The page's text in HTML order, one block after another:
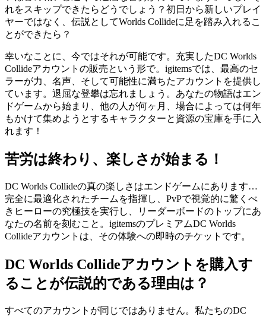
れをスキップできたらどうでしょう？初日から新しいプレイ
ヤーではなく、伝説としてWorlds Collideに足を踏み入れるこ
とができたら？
幸いなことに、今ではそれが可能です。充実したDC Worlds
Collideアカウントの販売という形で。igitemsでは、最高のセ
ラーが力、名声、そして可能性に満ちたアカウントを提供し
ています。退屈な登攀は忘れましょう。あなたの物語はエン
ドゲームから始まり、他の人が何ヶ月、場合によっては何年
もかけて集めようとするキャラクターと資源の宝庫を手に入
れます！
苦労は終わり、楽しさが始まる！
DC Worlds Collideの真の楽しさはエンドゲームにあります…
完全に最適化されたチームを指揮し、PvPで視覚的に驚くべ
きヒーローの究極技を実行し、リーダーボードのトップにあ
なたの名前を刻むこと。igitemsのプレミアムDC Worlds
Collideアカウントは、その体験への即時のチケットです。
DC Worlds Collideアカウントを購入す
ることが伝説的である理由は？
すべてのアカウントが同じではありません。私たちのDC